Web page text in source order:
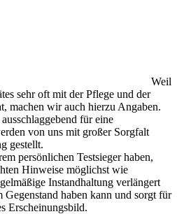
Weil
sehr oft mit der Pflege und der
machen wir auch hierzu Angaben.
für eine
von uns mit großer Sorgfalt
gestellt.
persönlichen Testsieger haben,
Hinweise möglichst wie
Instandhaltung verlängert
Gegenstand haben kann und sorgt für
Erscheinungsbild.